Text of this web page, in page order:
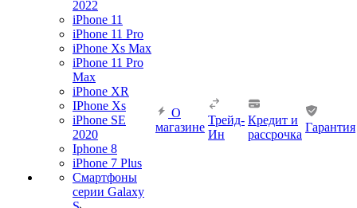
2022
iPhone 11
iPhone 11 Pro
iPhone Xs Max
iPhone 11 Pro
Max
iPhone XR
IPhone Xs
iPhone SE
2020
Iphone 8
iPhone 7 Plus
Смартфоны
серии Galaxy
О
магазине
Трейд-
Ин
Кредит и
рассрочка
Гарантия